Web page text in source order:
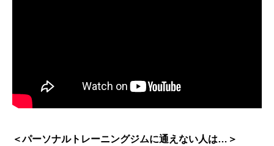
＜パーソナルトレーニングジムに通えない人は…＞